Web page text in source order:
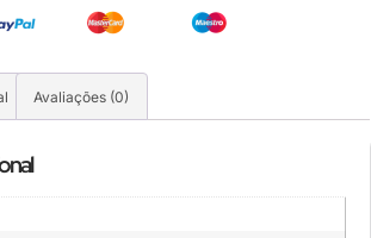
Avaliações (0)